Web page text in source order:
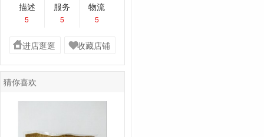
描述
5
服务
5
物流
5
进店逛逛 收藏店铺
猜你喜欢